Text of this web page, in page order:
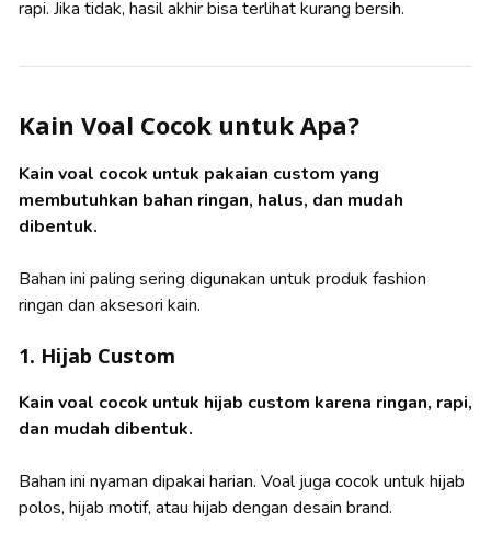
rapi. Jika tidak, hasil akhir bisa terlihat kurang bersih.
Kain Voal Cocok untuk Apa?
Kain voal cocok untuk pakaian custom yang
membutuhkan bahan ringan, halus, dan mudah
dibentuk.
Bahan ini paling sering digunakan untuk produk fashion
ringan dan aksesori kain.
1. Hijab Custom
Kain voal cocok untuk hijab custom karena ringan, rapi,
dan mudah dibentuk.
Bahan ini nyaman dipakai harian. Voal juga cocok untuk hijab
polos, hijab motif, atau hijab dengan desain brand.